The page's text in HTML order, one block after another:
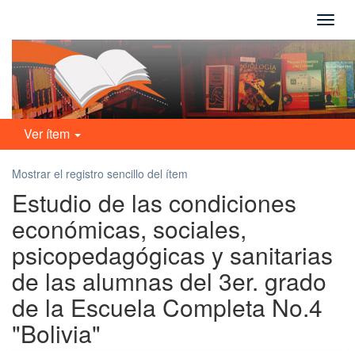
Ver ítem
Mostrar el registro sencillo del ítem
Estudio de las condiciones
económicas, sociales,
psicopedagógicas y sanitarias
de las alumnas del 3er. grado
de la Escuela Completa No.4
"Bolivia"